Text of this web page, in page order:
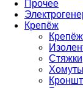
Прочее
Крепёж
Крепёж
Стяжки
Хомуты